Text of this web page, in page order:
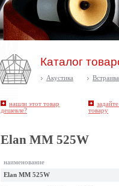
Каталог
Акустика
нашли этот товар
дешевле?
товару
Elan MM 525W
наименование
Elan MM 525W